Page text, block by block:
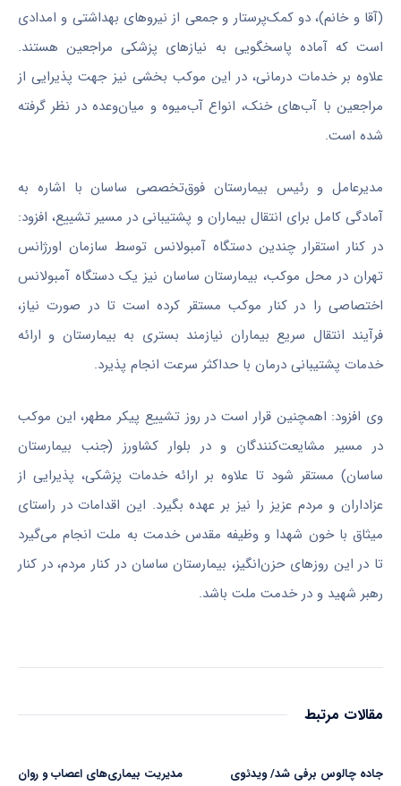
(آقا و خانم)، دو کمک‌پرستار و جمعی از نیروهای بهداشتی و امدادی
است که آماده پاسخگویی به نیازهای پزشکی مراجعین هستند.
علاوه بر خدمات درمانی، در این موکب بخشی نیز جهت پذیرایی از
مراجعین با آب‌های خنک، انواع آب‌میوه و میان‌وعده در نظر گرفته
شده است.
مدیرعامل و رئیس بیمارستان فوق‌تخصصی ساسان با اشاره به
آمادگی کامل برای انتقال بیماران و پشتیبانی در مسیر تشییع، افزود:
در کنار استقرار چندین دستگاه آمبولانس توسط سازمان اورژانس
تهران در محل موکب، بیمارستان ساسان نیز یک دستگاه آمبولانس
اختصاصی را در کنار موکب مستقر کرده است تا در صورت نیاز،
فرآیند انتقال سریع بیماران نیازمند بستری به بیمارستان و ارائه
خدمات پشتیبانی درمان با حداکثر سرعت انجام پذیرد.
وی افزود: اهمچنین قرار است در روز تشییع پیکر مطهر، این موکب
در مسیر مشایعت‌کنندگان و در بلوار کشاورز (جنب بیمارستان
ساسان) مستقر شود تا علاوه بر ارائه خدمات پزشکی، پذیرایی از
عزاداران و مردم عزیز را نیز بر عهده بگیرد. این اقدامات در راستای
میثاق با خون شهدا و وظیفه مقدس خدمت به ملت انجام می‌گیرد
تا در این روزهای حزن‌انگیز، بیمارستان ساسان در کنار مردم، در کنار
رهبر شهید و در خدمت ملت باشد.
مقالات مرتبط
جاده چالوس برفی شد/ ویدئوی
مدیریت بیماری‌های اعصاب و روان